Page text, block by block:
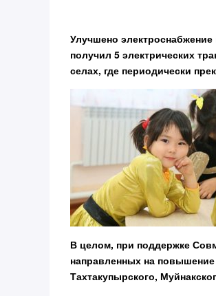
Улучшено
получил 5 электрических
селах, где периодически
В целом, при поддержке
направленных на повышение
Тахтакупырского,